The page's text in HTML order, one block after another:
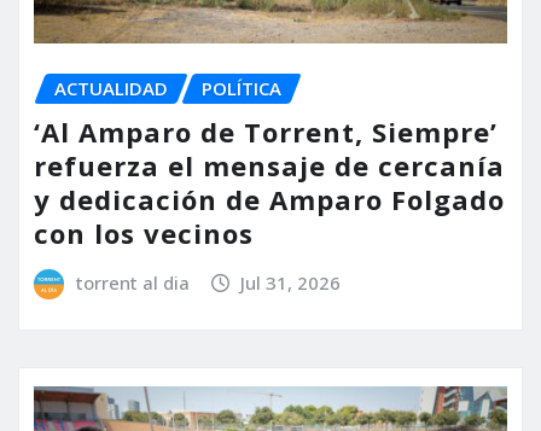
ACTUALIDAD POLÍTICA
‘Al Amparo de Torrent, Siempre’
refuerza el mensaje de cercanía
y dedicación de Amparo Folgado
con los vecinos
torrent al dia Jul 31, 2026